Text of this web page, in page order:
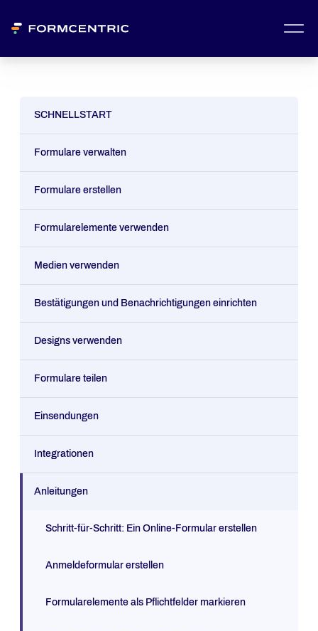
SCHNELLSTART
Formulare verwalten
Formulare erstellen
Formularelemente verwenden
Medien verwenden
Bestätigungen und Benachrichtigungen einrichten
Designs verwenden
Formulare teilen
Einsendungen
Integrationen
Anleitungen
Schritt-für-Schritt: Ein Online-Formular erstellen
Anmeldeformular erstellen
Formularelemente als Pflichtfelder markieren